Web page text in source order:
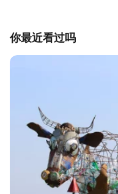
你最近看过吗